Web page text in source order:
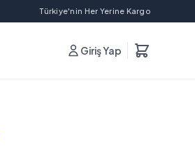
Türkiye'nin Her Yerine Kargo
Giriş Yap